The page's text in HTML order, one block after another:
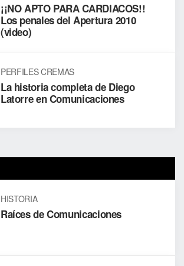
¡¡NO APTO PARA CARDIACOS!!
Los penales del Apertura 2010
(video)
PERFILES CREMAS
La historia completa de Diego
Latorre en Comunicaciones
HISTORIA
Raíces de Comunicaciones